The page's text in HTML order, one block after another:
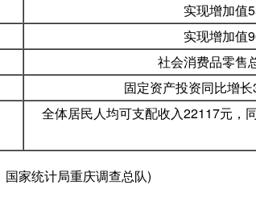
实现增加值
实现增加值
社会消费品零售
固定资产投资同比增
全体居民人均可支配收入22117元，
家统计局重庆调查总队)